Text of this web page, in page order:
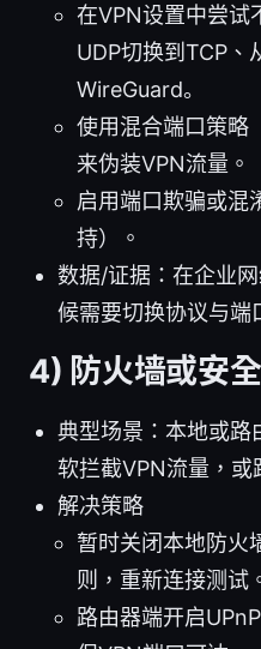
在VPN设置中尝试
UDP切换到TCP、
WireGuard。
使用混合端口策略
来伪装VPN流量。
启用端口欺骗或混
持）。
数据/证据：在企业
候需要切换协议与端
4) 防火墙或安
典型场景：本地或路
软拦截VPN流量，或
解决策略
暂时关闭本地防火
则，重新连接测试
路由器端开启